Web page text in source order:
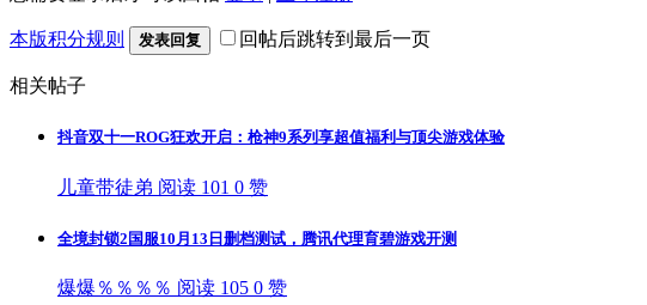
本版积分规则 发表回复 回帖后跳转到最后一页
相关帖子
抖音双十一ROG狂欢开启：枪神9系列享超值福利与顶尖游戏体验
儿童带徒弟 阅读 101 0 赞
全境封锁2国服10月13日删档测试，腾讯代理育碧游戏开测
爆爆％％％％ 阅读 105 0 赞